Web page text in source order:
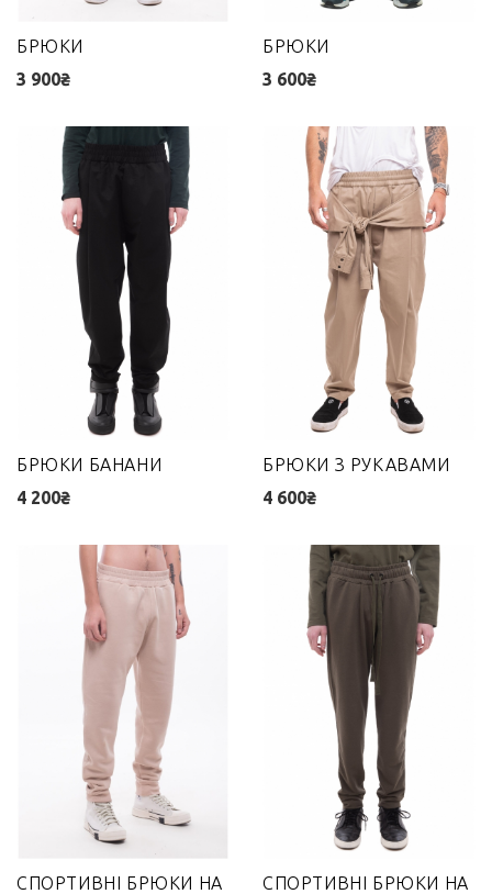
БРЮКИ
3 900₴
БРЮКИ
3 600₴
БРЮКИ БАНАНИ
4 200₴
БРЮКИ З РУКАВАМИ
4 600₴
СПОРТИВНІ БРЮКИ НА
СПОРТИВНІ БРЮКИ НА